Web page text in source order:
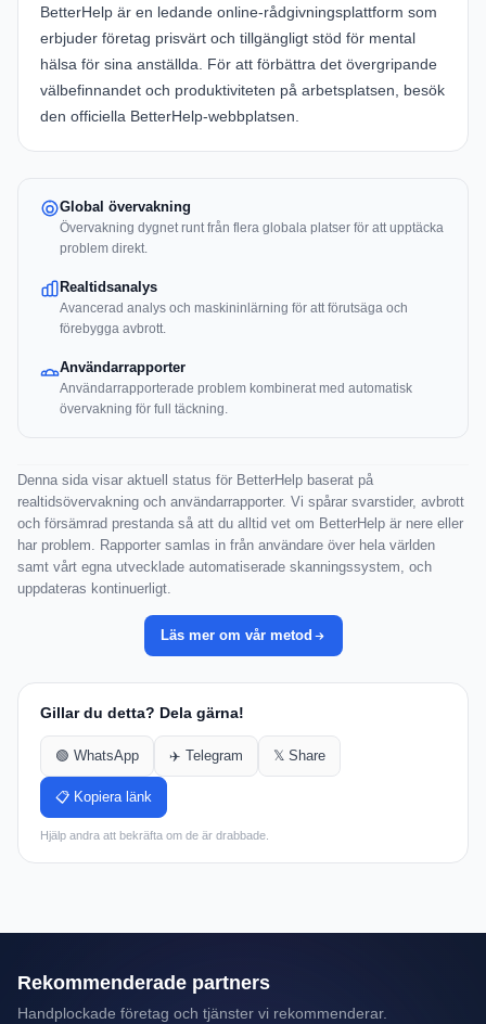
BetterHelp är en ledande online-rådgivningsplattform som
erbjuder företag prisvärt och tillgängligt stöd för mental
hälsa för sina anställda. För att förbättra det övergripande
välbefinnandet och produktiviteten på arbetsplatsen, besök
den officiella BetterHelp-webbplatsen.
Global övervakning
Övervakning dygnet runt från flera globala platser för att upptäcka
problem direkt.
Realtidsanalys
Avancerad analys och maskininlärning för att förutsäga och
förebygga avbrott.
Användarrapporter
Användarrapporterade problem kombinerat med automatisk
övervakning för full täckning.
Denna sida visar aktuell status för BetterHelp baserat på
realtidsövervakning och användarrapporter. Vi spårar svarstider, avbrott
och försämrad prestanda så att du alltid vet om BetterHelp är nere eller
har problem. Rapporter samlas in från användare över hela världen
samt vårt egna utvecklade automatiserade skanningssystem, och
uppdateras kontinuerligt.
Läs mer om vår metod
Gillar du detta? Dela gärna!
🟢 WhatsApp ✈️ Telegram 𝕏 Share
📋 Kopiera länk
Hjälp andra att bekräfta om de är drabbade.
Rekommenderade partners
Handplockade företag och tjänster vi rekommenderar.